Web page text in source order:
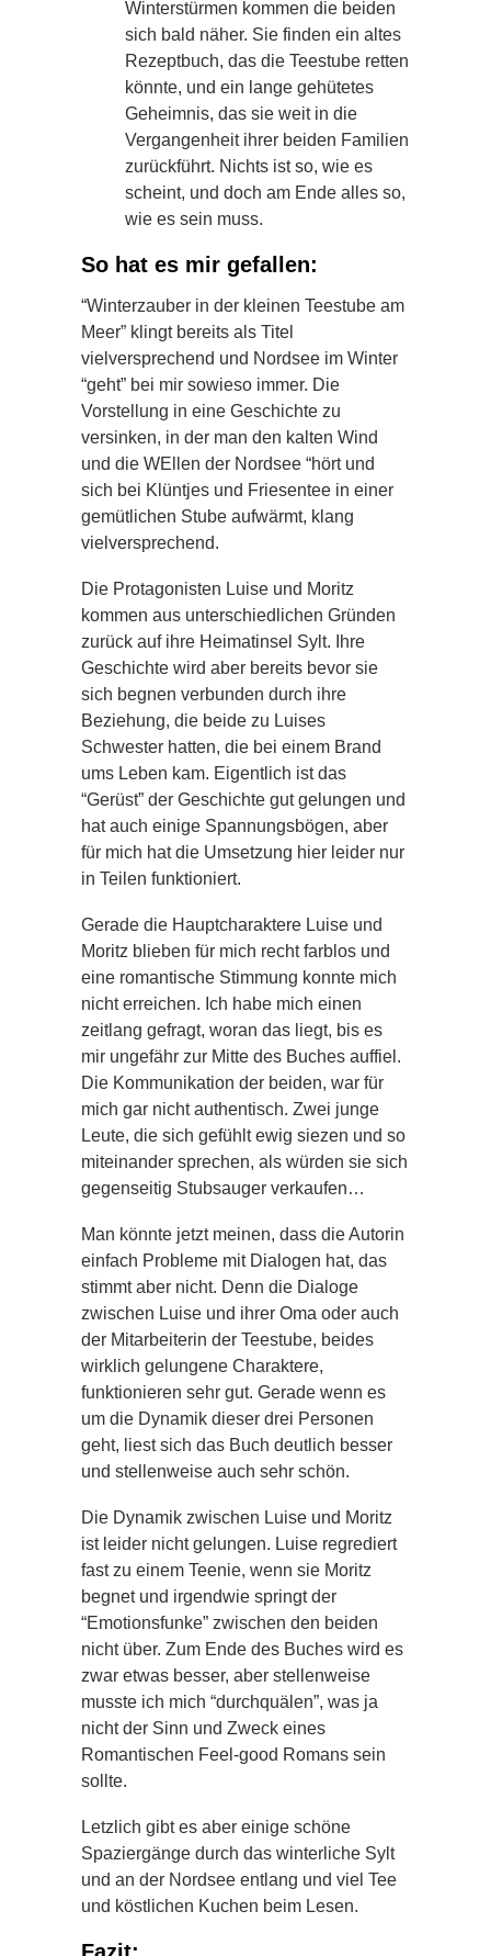
Winterstürmen kommen die beiden
sich bald näher. Sie finden ein altes
Rezeptbuch, das die Teestube retten
könnte, und ein lange gehütetes
Geheimnis, das sie weit in die
Vergangenheit ihrer beiden Familien
zurückführt. Nichts ist so, wie es
scheint, und doch am Ende alles so,
wie es sein muss.
So hat es mir gefallen:
“Winterzauber in der kleinen Teestube am
Meer” klingt bereits als Titel
vielversprechend und Nordsee im Winter
“geht” bei mir sowieso immer. Die
Vorstellung in eine Geschichte zu
versinken, in der man den kalten Wind
und die WEllen der Nordsee “hört und
sich bei Klüntjes und Friesentee in einer
gemütlichen Stube aufwärmt, klang
vielversprechend.
Die Protagonisten Luise und Moritz
kommen aus unterschiedlichen Gründen
zurück auf ihre Heimatinsel Sylt. Ihre
Geschichte wird aber bereits bevor sie
sich begnen verbunden durch ihre
Beziehung, die beide zu Luises
Schwester hatten, die bei einem Brand
ums Leben kam. Eigentlich ist das
“Gerüst” der Geschichte gut gelungen und
hat auch einige Spannungsbögen, aber
für mich hat die Umsetzung hier leider nur
in Teilen funktioniert.
Gerade die Hauptcharaktere Luise und
Moritz blieben für mich recht farblos und
eine romantische Stimmung konnte mich
nicht erreichen. Ich habe mich einen
zeitlang gefragt, woran das liegt, bis es
mir ungefähr zur Mitte des Buches auffiel.
Die Kommunikation der beiden, war für
mich gar nicht authentisch. Zwei junge
Leute, die sich gefühlt ewig siezen und so
miteinander sprechen, als würden sie sich
gegenseitig Stubsauger verkaufen…
Man könnte jetzt meinen, dass die Autorin
einfach Probleme mit Dialogen hat, das
stimmt aber nicht. Denn die Dialoge
zwischen Luise und ihrer Oma oder auch
der Mitarbeiterin der Teestube, beides
wirklich gelungene Charaktere,
funktionieren sehr gut. Gerade wenn es
um die Dynamik dieser drei Personen
geht, liest sich das Buch deutlich besser
und stellenweise auch sehr schön.
Die Dynamik zwischen Luise und Moritz
ist leider nicht gelungen. Luise regrediert
fast zu einem Teenie, wenn sie Moritz
begnet und irgendwie springt der
“Emotionsfunke” zwischen den beiden
nicht über. Zum Ende des Buches wird es
zwar etwas besser, aber stellenweise
musste ich mich “durchquälen”, was ja
nicht der Sinn und Zweck eines
Romantischen Feel-good Romans sein
sollte.
Letzlich gibt es aber einige schöne
Spaziergänge durch das winterliche Sylt
und an der Nordsee entlang und viel Tee
und köstlichen Kuchen beim Lesen.